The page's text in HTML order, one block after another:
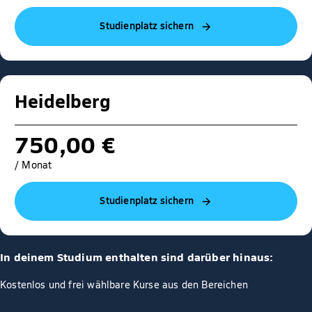
Studienplatz sichern
Heidelberg
750,00 €
/ Monat
Studienplatz sichern
In deinem Studium enthalten sind darüber hinaus:
Kostenlos und frei wählbare Kurse aus den Bereichen